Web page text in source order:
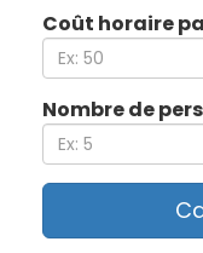
Coût horaire
Nombre de